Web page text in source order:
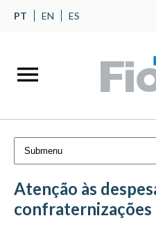
PT EN ES
Atenção às